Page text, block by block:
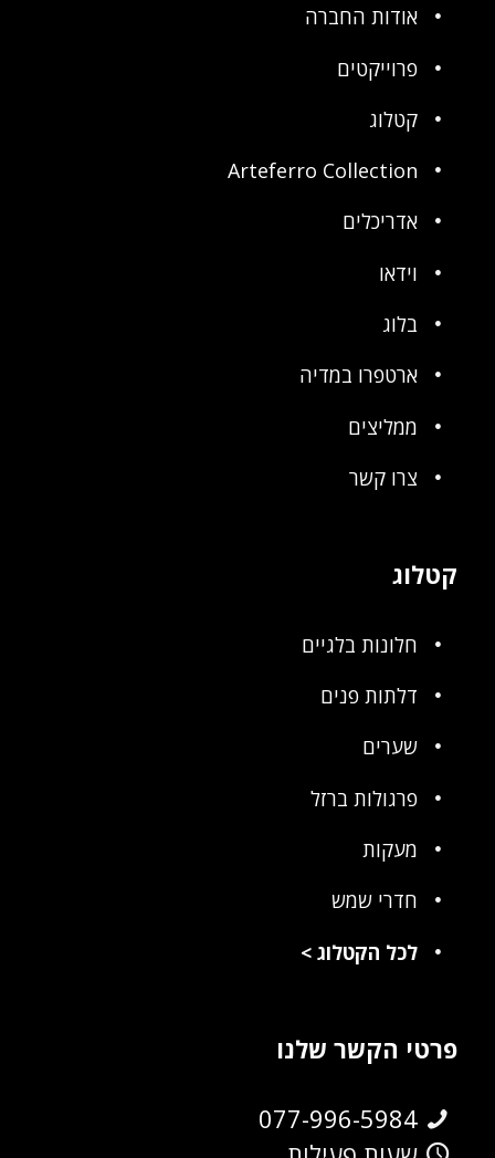
אודות החברה
פרוייקטים
קטלוג
Arteferro Collection
אדריכלים
וידאו
בלוג
ארטפרו במדיה
ממליצים
צרו קשר
קטלוג
חלונות בלגיים
דלתות פנים
שערים
פרגולות ברזל
מעקות
חדרי שמש
לכל הקטלוג>
פרטי הקשר שלנו
077-996-5984